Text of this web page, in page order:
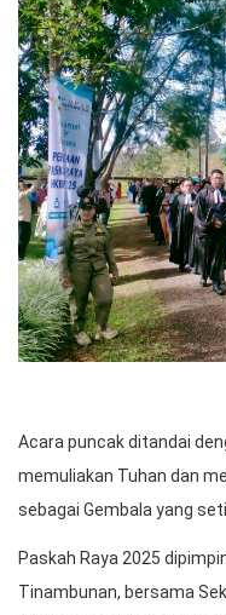
Acara puncak ditandai
memuliakan Tuhan dan
sebagai Gembala yang
Paskah Raya 2025
Tinambunan, bersama